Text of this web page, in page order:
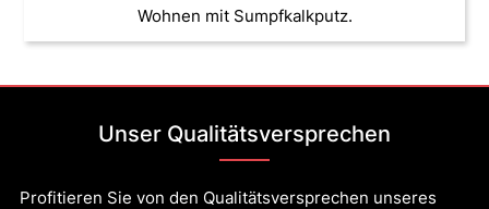
Wohnen mit Sumpfkalkputz.
Unser Qualitätsversprechen
Profitieren Sie von den Qualitätsversprechen unseres